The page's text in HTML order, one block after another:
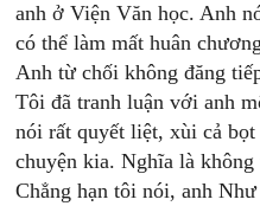
anh ở Viện Văn học. Anh
có thể làm mất huân
Anh từ chối không đăng
Tôi đã tranh luận với anh
nói rất quyết liệt, xùi cả
chuyện kia. Nghĩa là
Chẳng hạn tôi nói, anh